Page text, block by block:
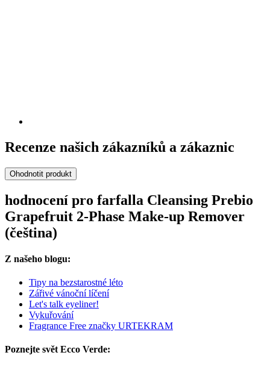
Recenze našich zákazníků a zákaznic
Ohodnotit produkt
hodnocení pro farfalla Cleansing Prebio
Grapefruit 2-Phase Make-up Remover
(čeština)
Z našeho blogu:
Tipy na bezstarostné léto
Zářivé vánoční líčení
Let's talk eyeliner!
Vykuřování
Fragrance Free značky URTEKRAM
Poznejte svět Ecco Verde: